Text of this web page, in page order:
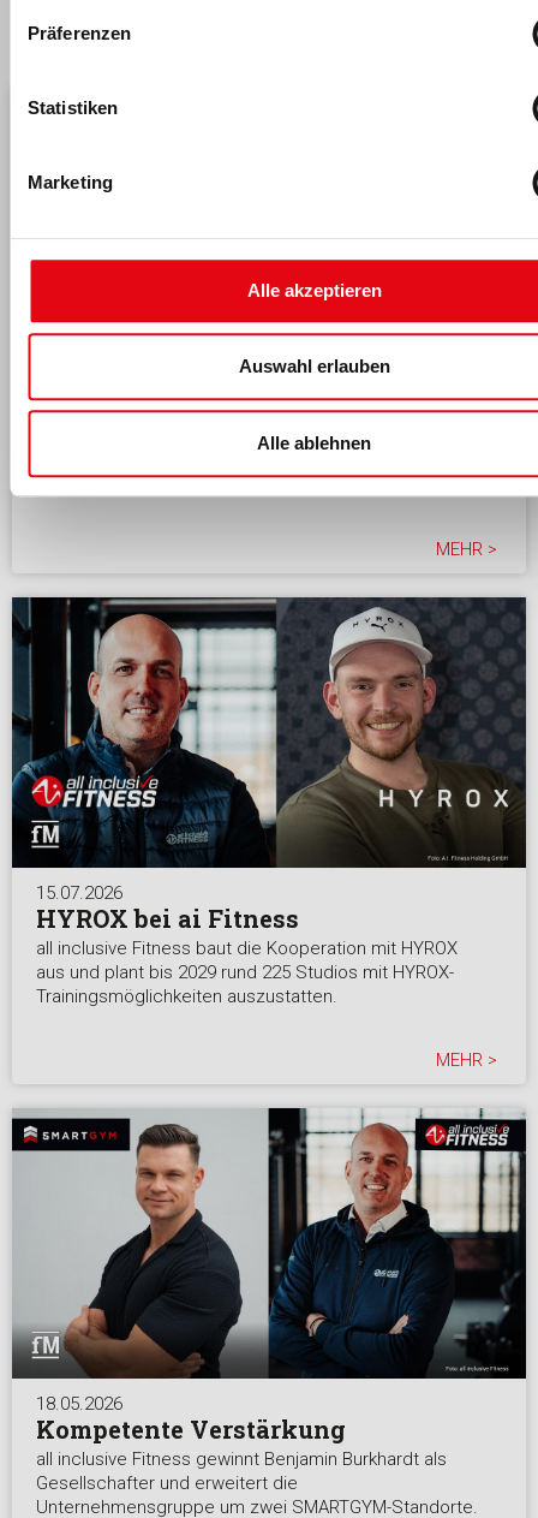
Präferenzen
Statistiken
Marketing
Alle akzeptieren
Auswahl erlauben
Alle ablehnen
Neuer ai Fitness CFO
Dr. Jobst Müller-Trimbusch übernimmt ab Januar 2027
die Geschäftsführung auf eigenen Wunsch.
MEHR >
15.07.2026
HYROX bei ai Fitness
all inclusive Fitness baut die Kooperation mit HYROX
aus und plant bis 2029 rund 225 Studios mit HYROX-
Trainingsmöglichkeiten auszustatten.
MEHR >
18.05.2026
Kompetente Verstärkung
all inclusive Fitness gewinnt Benjamin Burkhardt als
Gesellschafter und erweitert die
Unternehmensgruppe um zwei SMARTGYM-Standorte.